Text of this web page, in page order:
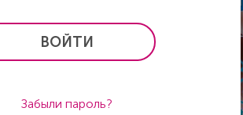
ВОЙТИ
Забыли пароль?